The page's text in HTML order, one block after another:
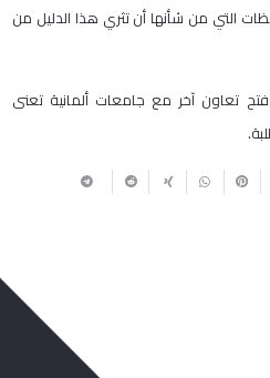
التي من شأنها أن تثري هذا الدليل من
فتح تعاون آخر مع جامعات ألمانية تعنى